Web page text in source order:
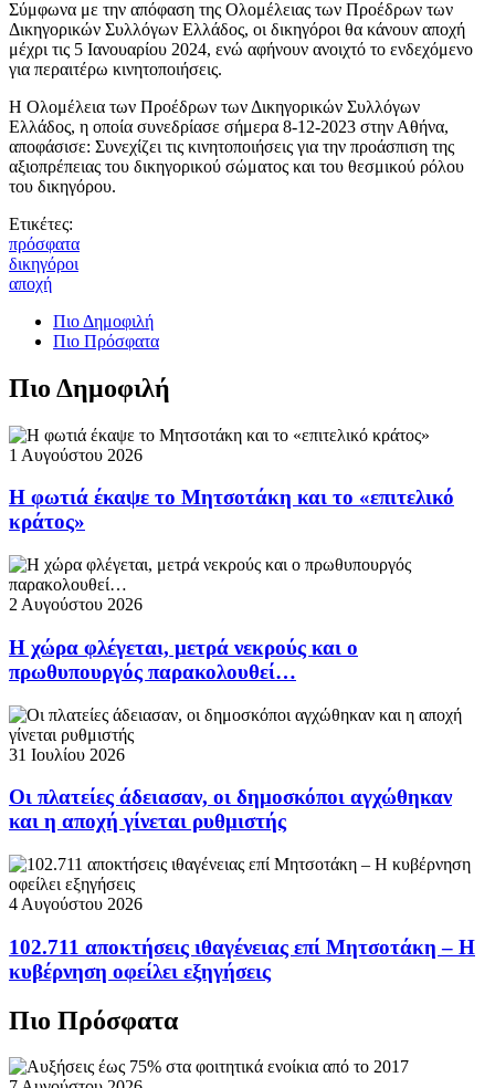
Σύμφωνα με την απόφαση της Ολομέλειας των Προέδρων των
Δικηγορικών Συλλόγων Ελλάδος, οι δικηγόροι θα κάνουν αποχή
μέχρι τις 5 Ιανουαρίου 2024, ενώ αφήνουν ανοιχτό το ενδεχόμενο
για περαιτέρω κινητοποιήσεις.
Η Ολομέλεια των Προέδρων των Δικηγορικών Συλλόγων
Ελλάδος, η οποία συνεδρίασε σήμερα 8-12-2023 στην Αθήνα,
αποφάσισε: Συνεχίζει τις κινητοποιήσεις για την προάσπιση της
αξιοπρέπειας του δικηγορικού σώματος και του θεσμικού ρόλου
του δικηγόρου.
Ετικέτες:
πρόσφατα
δικηγόροι
αποχή
Πιο Δημοφιλή
Πιο Πρόσφατα
Πιο Δημοφιλή
1 Αυγούστου 2026
Η φωτιά έκαψε το Μητσοτάκη και το «επιτελικό
κράτος»
2 Αυγούστου 2026
Η χώρα φλέγεται, μετρά νεκρούς και ο
πρωθυπουργός παρακολουθεί…
31 Ιουλίου 2026
Οι πλατείες άδειασαν, οι δημοσκόποι αγχώθηκαν
και η αποχή γίνεται ρυθμιστής
4 Αυγούστου 2026
102.711 αποκτήσεις ιθαγένειας επί Μητσοτάκη – Η
κυβέρνηση οφείλει εξηγήσεις
Πιο Πρόσφατα